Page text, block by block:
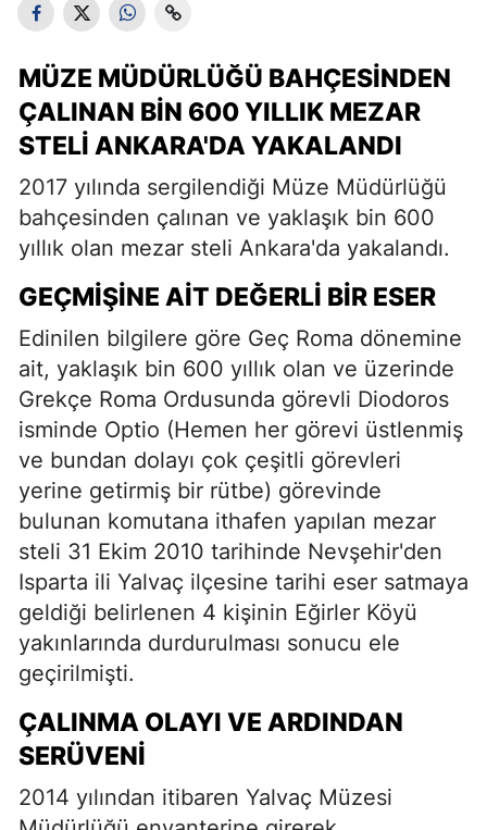
MÜZE MÜDÜRLÜĞÜ BAHÇESINDEN
ÇALINAN BIN 600 YILLIK MEZAR
STELI ANKARA'DA YAKALANDI
2017 yılında sergilendiği Müze Müdürlüğü
bahçesinden çalınan ve yaklaşık bin 600
yıllık olan mezar steli Ankara'da yakalandı.
GEÇMIŞINE AIT DEĞERLI BIR ESER
Edinilen bilgilere göre Geç Roma dönemine
ait, yaklaşık bin 600 yıllık olan ve üzerinde
Grekçe Roma Ordusunda görevli Diodoros
isminde Optio (Hemen her görevi üstlenmiş
ve bundan dolayı çok çeşitli görevleri
yerine getirmiş bir rütbe) görevinde
bulunan komutana ithafen yapılan mezar
steli 31 Ekim 2010 tarihinde Nevşehir'den
Isparta ili Yalvaç ilçesine tarihi eser satmaya
geldiği belirlenen 4 kişinin Eğirler Köyü
yakınlarında durdurulması sonucu ele
geçirilmişti.
ÇALINMA OLAYI VE ARDINDAN
SERÜVENI
2014 yılından itibaren Yalvaç Müzesi